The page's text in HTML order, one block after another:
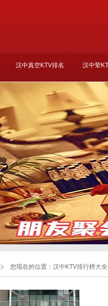
汉中真空KTV排名 汉中荤
您现在的位置： 汉中KTV排行榜大全